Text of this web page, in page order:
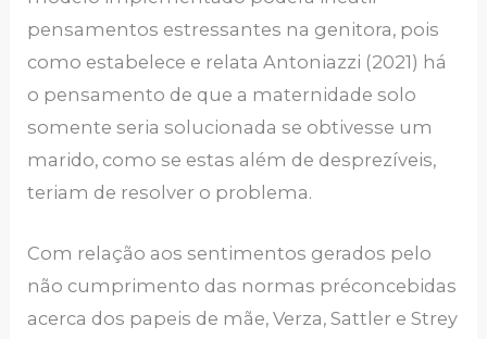
pensamentos estressantes na genitora, pois
como estabelece e relata Antoniazzi (2021) há
o pensamento de que a maternidade solo
somente seria solucionada se obtivesse um
marido, como se estas além de desprezíveis,
teriam de resolver o problema.
Com relação aos sentimentos gerados pelo
não cumprimento das normas préconcebidas
acerca dos papeis de mãe, Verza, Sattler e Strey